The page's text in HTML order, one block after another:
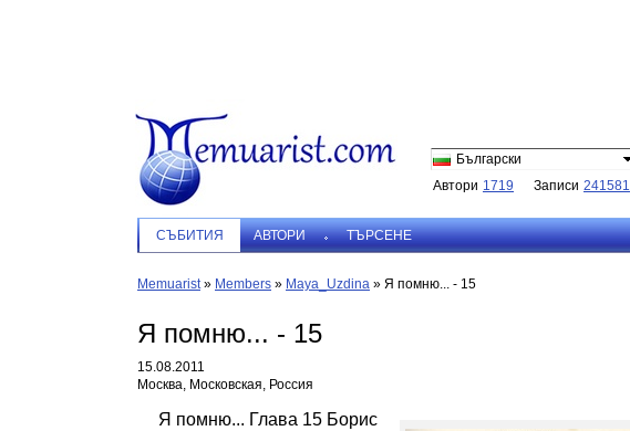
Български
Автори 1719 Записи 241581
СЪБИТИЯ АВТОРИ ТЪРСЕНЕ
Memuarist» Members » Maya_Uzdina » Я помню... - 15
Я помню... - 15
15.08.2011
Москва, Московская, Россия
Я помню... Глава 15 Борис